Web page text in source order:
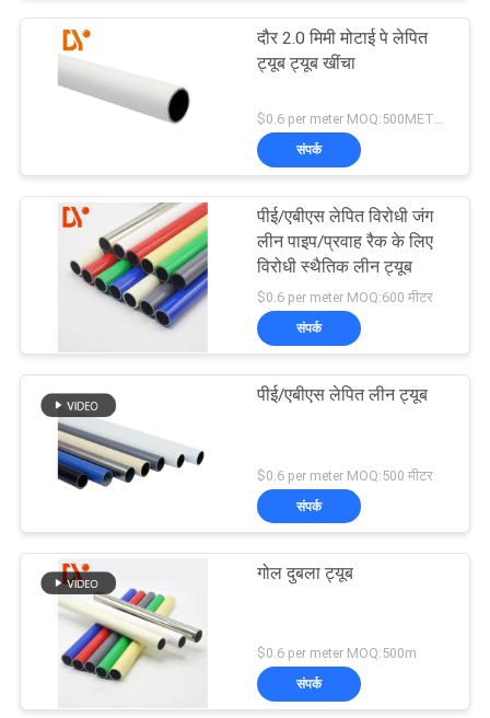
दौर 2.0 मिमी मोटाई पे लेपित
ट्यूब ट्यूब खींचा
$0.6 per meter MOQ:500METERS
संपर्क
पीई/एबीएस लेपित विरोधी जंग
लीन पाइप/प्रवाह रैक के लिए
विरोधी स्थैतिक लीन ट्यूब
$0.6 per meter MOQ:600 मीटर
संपर्क
पीई/एबीएस लेपित लीन ट्यूब
$0.6 per meter MOQ:500 मीटर
संपर्क
गोल दुबला ट्यूब
$0.6 per meter MOQ:500m
संपर्क